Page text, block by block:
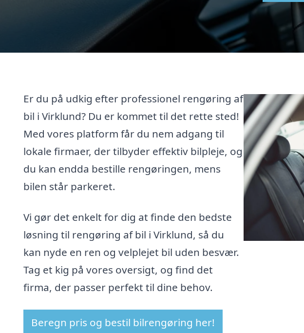
Er du på udkig efter professionel rengøring af
bil i Virklund? Du er kommet til det rette sted!
Med vores platform får du nem adgang til
lokale firmaer, der tilbyder effektiv bilpleje, og
du kan endda bestille rengøringen, mens
bilen står parkeret.
Vi gør det enkelt for dig at finde den bedste
løsning til rengøring af bil i Virklund, så du
kan nyde en ren og velplejet bil uden besvær.
Tag et kig på vores oversigt, og find det
firma, der passer perfekt til dine behov.
Beregn pris og bestil bilrengøring her!